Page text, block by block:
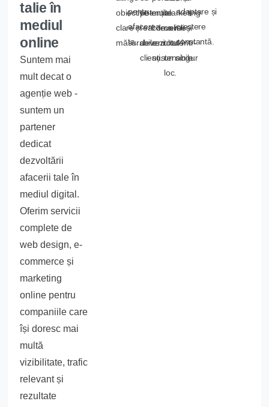
talie în
mediul
online
Suntem mai
mult decat o
agenție web -
suntem un
partener
dedicat
dezvoltării
afacerii tale în
mediul digital.
Oferim servicii
complete de
web design, e-
commerce și
marketing
online pentru
companiile care
își doresc mai
multă
vizibilitate, trafic
relevant și
rezultate
obiective
clare și
măsurabile.
pentru
afacerea
ta.
potențial
real de a
deveni
clienți.
multe
conversii și
rezultate
sustenabile.
marketing
online -
totul într-
un singur
loc.
adaptare și
creștere
constantă.